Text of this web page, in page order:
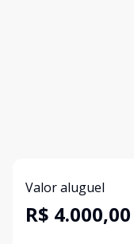
Valor aluguel
R$ 4.000,00